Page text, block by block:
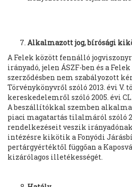
Alkalmazott jog, bírósági
A Felek között fennálló
irányadó, jelen ÁSZF-ben és a
szerződésben nem szabályozott
Törvénykönyvről szóló 2013. évi V.
kereskedelemről szóló 2005. évi
A beszállítókkal szemben
piaci magatartás tilalmáról szóló
rendelkezéseit veszik
intézésre kikötik a Fonyódi
pertárgyértéktől függőan a
kizárólagos illetékességét.